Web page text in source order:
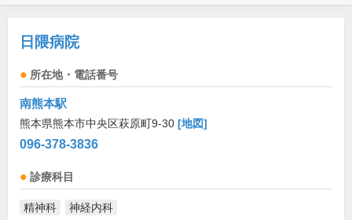
日隈病院
所在地・電話番号
南熊本駅
熊本県熊本市中央区萩原町9-30 [地図]
096-378-3836
診療科目
精神科 神経内科